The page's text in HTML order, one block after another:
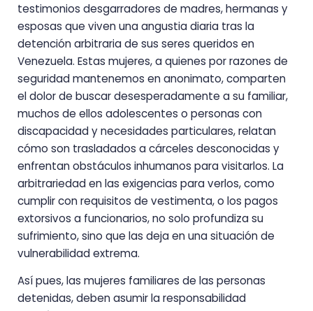
testimonios desgarradores de madres, hermanas y
esposas que viven una angustia diaria tras la
detención arbitraria de sus seres queridos en
Venezuela. Estas mujeres, a quienes por razones de
seguridad mantenemos en anonimato, comparten
el dolor de buscar desesperadamente a su familiar,
muchos de ellos adolescentes o personas con
discapacidad y necesidades particulares, relatan
cómo son trasladados a cárceles desconocidas y
enfrentan obstáculos inhumanos para visitarlos. La
arbitrariedad en las exigencias para verlos, como
cumplir con requisitos de vestimenta, o los pagos
extorsivos a funcionarios, no solo profundiza su
sufrimiento, sino que las deja en una situación de
vulnerabilidad extrema.
Así pues, las mujeres familiares de las personas
detenidas, deben asumir la responsabilidad